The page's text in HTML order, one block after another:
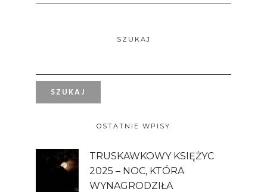
SZUKAJ
OSTATNIE WPISY
TRUSKAWKOWY KSIĘŻYC
2025 – NOC, KTÓRA
WYNAGRODZIŁA